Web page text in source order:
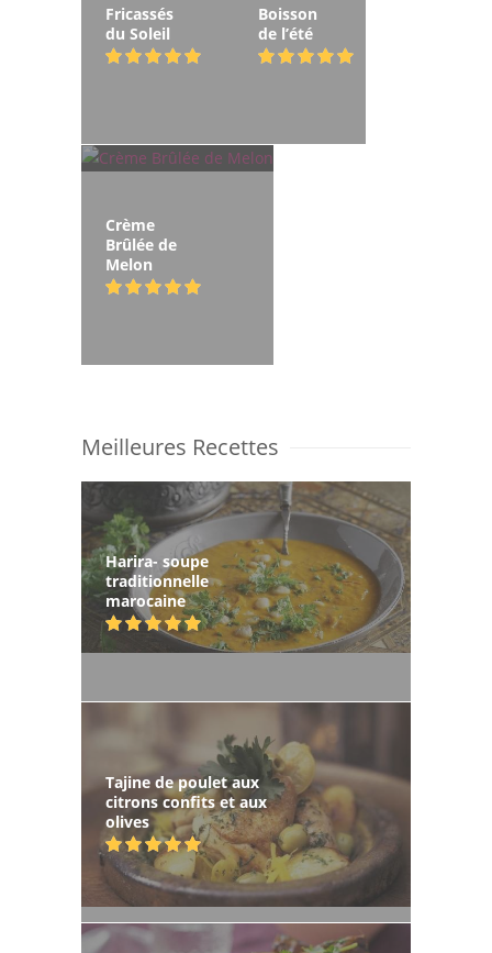
Fricassés
du Soleil
Boisson
de l’été
Crème
Brûlée de
Melon
Meilleures Recettes
Harira- soupe
traditionnelle
marocaine
Tajine de poulet aux
citrons confits et aux
olives